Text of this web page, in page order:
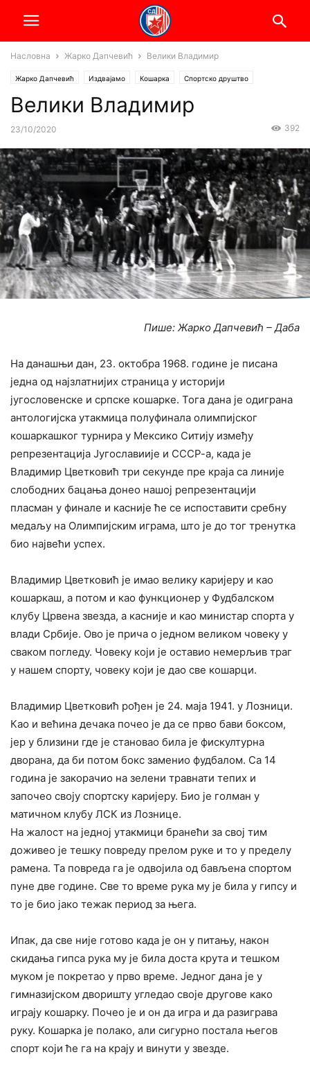
Насловна Жарко Дапчевић Велики Владимир
Жарко Дапчевић Издвајамо Кошарка Спортско друштво
Велики Владимир
23/10/2020 392
Пише: Жарко Дапчевић – Даба
На данашњи дан, 23. октобра 1968. године је писана
једна од најзлатнијих страница у историји
југословенске и српске кошарке. Тога дана је одиграна
антологијска утакмица полуфинала олимпијског
кошаркашког турнира у Мексико Ситију између
репрезентација Југославиије и СССР-а, када је
Владимир Цветковић три секунде пре краја са линије
слободних бацања донео нашој репрезентацији
пласман у финале и касније ће се испоставити сребну
медаљу на Олимпијским играма, што је до тог тренутка
био највећи успех.
Владимир Цветковић је имао велику каријеру и као
кошаркаш, а потом и као функционер у Фудбалском
клубу Црвена звезда, а касније и као министар спорта у
влади Србије. Ово је прича о једном великом човеку у
сваком погледу. Човеку који је оставио немерљив траг
у нашем спорту, човеку који је дао све кошарци.
Владимир Цветковић рођен је 24. маја 1941. у Лозници.
Као и већина дечака почео је да се прво бави боксом,
јер у близини где је становао била је фискултурна
дворана, да би потом бокс заменио фудбалом. Са 14
година је закорачио на зелени травнати тепих и
започео своју спортску каријеру. Био је голман у
матичном клубу ЛСК из Лознице.
На жалост на једној утакмици бранећи за свој тим
доживео је тешку повреду прелом руке и то у пределу
рамена. Та повреда га је одвојила од бављена спортом
пуне две године. Све то време рука му је била у гипсу и
то је био јако тежак период за њега.
Ипак, да све није готово када је он у питању, након
скидања гипса рука му је била доста крута и тешком
муком је покретао у прво време. Једног дана је у
гимназијском дворишту угледао своје другове како
играју кошарку. Почео је и он да игра и да разиграва
руку. Кошарка је полако, али сигурно постала његов
спорт који ће га на крају и винути у звезде.